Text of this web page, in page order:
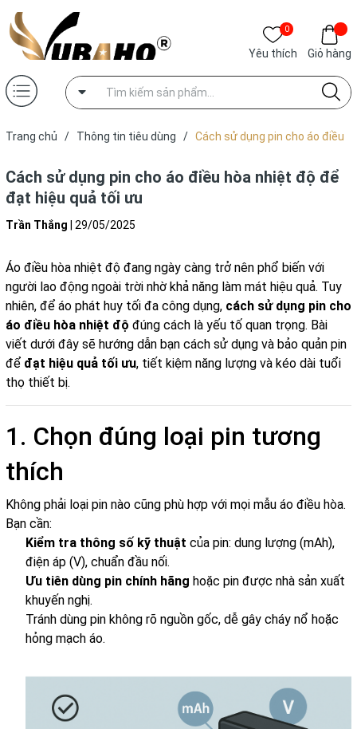
0
Yêu thích Giỏ hàng
Trang chủ / Thông tin tiêu dùng / Cách sử dụng pin cho áo điều
Cách sử dụng pin cho áo điều hòa nhiệt độ để
đạt hiệu quả tối ưu
Trần Thắng 29/05/2025
Áo điều hòa nhiệt độ đang ngày càng trở nên phổ biến với
người lao động ngoài trời nhờ khả năng làm mát hiệu quả. Tuy
nhiên, để áo phát huy tối đa công dụng, cách sử dụng pin cho
áo điều hòa nhiệt độ đúng cách là yếu tố quan trọng. Bài
viết dưới đây sẽ hướng dẫn bạn cách sử dụng và bảo quản pin
để đạt hiệu quả tối ưu, tiết kiệm năng lượng và kéo dài tuổi
thọ thiết bị.
1. Chọn đúng loại pin tương
thích
Không phải loại pin nào cũng phù hợp với mọi mẫu áo điều hòa.
Bạn cần:
Kiểm tra thông số kỹ thuật của pin: dung lượng (mAh),
điện áp (V), chuẩn đầu nối.
Ưu tiên dùng pin chính hãng hoặc pin được nhà sản xuất
khuyến nghị.
Tránh dùng pin không rõ nguồn gốc, dễ gây cháy nổ hoặc
hỏng mạch áo.